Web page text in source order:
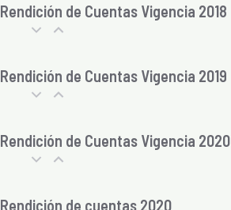
Rendición de Cuentas Vigencia 2018
Rendición de Cuentas Vigencia 2019
Rendición de Cuentas Vigencia 2020
Rendición de cuentas 2020